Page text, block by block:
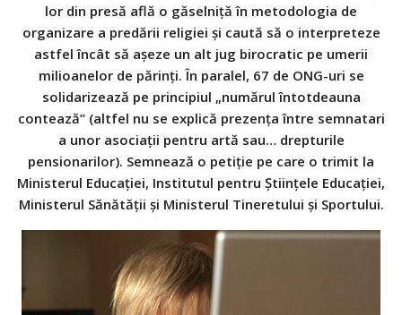
lor din presă află o găselniță în metodologia de
organizare a predării religiei și caută să o interpreteze
astfel încât să așeze un alt jug birocratic pe umerii
milioanelor de părinți. În paralel, 67 de ONG-uri se
solidarizează pe principiul „numărul întotdeauna
contează” (altfel nu se explică prezența între semnatari
a unor asociații pentru artă sau… drepturile
pensionarilor). Semnează o petiție pe care o trimit la
Ministerul Educaţiei, Institutul pentru Ştiinţele Educaţiei,
Ministerul Sănătăţii şi Ministerul Tineretului şi Sportului.